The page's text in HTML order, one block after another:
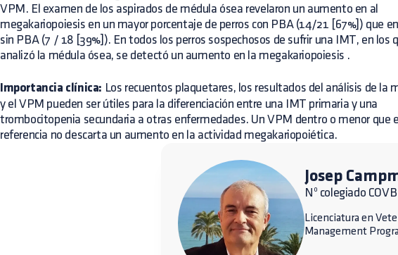
VPM. El examen de los aspirados de médula ósea revelaron un aumento en al
megakariopoiesis en un mayor porcentaje de perros con PBA (14/21 [67%]) que
sin PBA (7 / 18 [39%]). En todos los perros sospechosos de sufrir una IMT, en los
analizó la médula ósea, se detectó un aumento en la megakariopoiesis .
Importancia clínica: Los recuentos plaquetares, los resultados del análisis de la
y el VPM pueden ser útiles para la diferenciación entre una IMT primaria y una
trombocitopenia secundaria a otras enfermedades. Un VPM dentro o menor que
referencia no descarta un aumento en la actividad megakariopoiética.
Josep
Nº colegiado
Licenciatura en
Management